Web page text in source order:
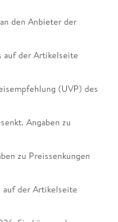
den Anbieter der
auf der Artikelseite
(UVP) des
Angaben zu
zu Preissenkungen
auf der Artikelseite